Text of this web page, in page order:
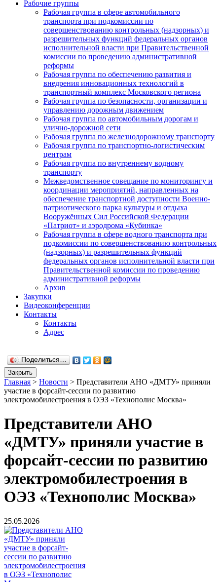
Рабочие группы
Рабочая группа в сфере автомобильного
транспорта при подкомиссии по
совершенствованию контрольных (надзорных) и
разрешительных функций федеральных органов
исполнительной власти при Правительственной
комиссии по проведению административной
реформы
Рабочая группа по обеспечению развития и
внедрения инновационных технологий в
транспортный комплекс Московского региона
Рабочая группа по безопасности, организации и
управлению дорожным движением
Рабочая группа по автомобильным дорогам и
улично-дорожной сети
Рабочая группа по железнодорожному транспорту
Рабочая группа по транспортно-логистическим
центрам
Рабочая группа по внутреннему водному
транспорту
Межведомственное совещание по мониторингу и
координации мероприятий, направленных на
обеспечение транспортной доступности Военно-
патриотического парка культуры и отдыха
Вооружённых Сил Российской Федерации
«Патриот» и аэродрома «Кубинка»
Рабочая группа в сфере водного транспорта при
подкомиссии по совершенствованию контрольных
(надзорных) и разрешительных функций
федеральных органов исполнительной власти при
Правительственной комиссии по проведению
административной реформы
Архив
Закупки
Видеоконференции
Контакты
Контакты
Адрес
Поделиться…
Закрыть
Главная > Новости > Представители АНО «ДМТУ» приняли
участие в форсайт-сессии по развитию
электромобилестроения в ОЭЗ «Технополис Москва»
Представители АНО
«ДМТУ» приняли участие в
форсайт-сессии по развитию
электромобилестроения в
ОЭЗ «Технополис Москва»
25.05.2026